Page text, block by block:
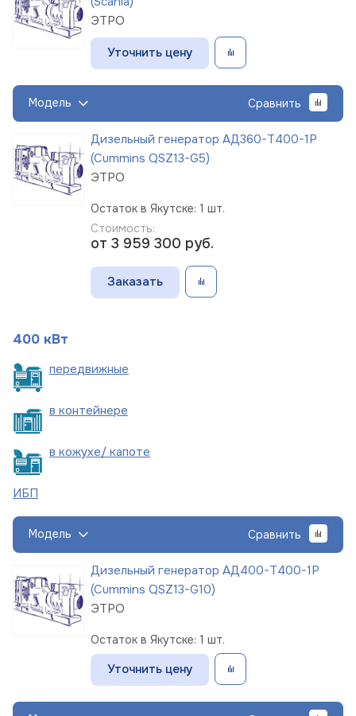
ЭТРО
Уточнить цену
Модель Сравнить
Дизельный генератор АД360-Т400-1Р
(Cummins QSZ13-G5)
ЭТРО
Остаток в Якутске: 1 шт.
Стоимость:
от 3 959 300 руб.
Заказать
400 кВт
передвижные
в контейнере
в кожухе/ капоте
ИБП
Модель Сравнить
Дизельный генератор АД400-Т400-1Р
(Cummins QSZ13-G10)
ЭТРО
Остаток в Якутске: 1 шт.
Уточнить цену